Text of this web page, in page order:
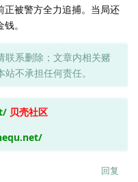
正被警方全力追捕。当局还
。
联系删除；文章内相关赌
不承担任何责任。
贝壳社区
回复